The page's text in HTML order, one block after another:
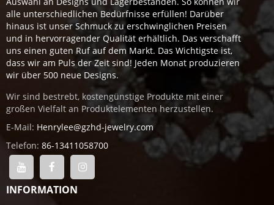
alle unterschiedlichen Bedürfnisse erfüllen! Darüber
hinaus ist unser Schmuck zu erschwinglichen Preisen
und in hervorragender Qualität erhältlich. Das verschafft
uns einen guten Ruf auf dem Markt. Das Wichtigste ist,
dass wir am Puls der Zeit sind! Jeden Monat produzieren
wir über 500 neue Designs.
Wir sind bestrebt, kostengünstige Produkte mit einer
großen Vielfalt an Produktelementen herzustellen.
E-Mail: Henrylee@gzhd-jewelry.com
Telefon: 86-13411058700
INFORMATION